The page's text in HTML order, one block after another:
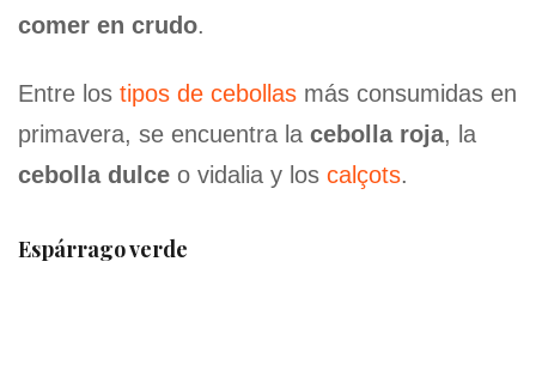
comer en crudo.
Entre los tipos de cebollas más consumidas en
primavera, se encuentra la cebolla roja, la
cebolla dulce o vidalia y los calçots.
Espárrago verde